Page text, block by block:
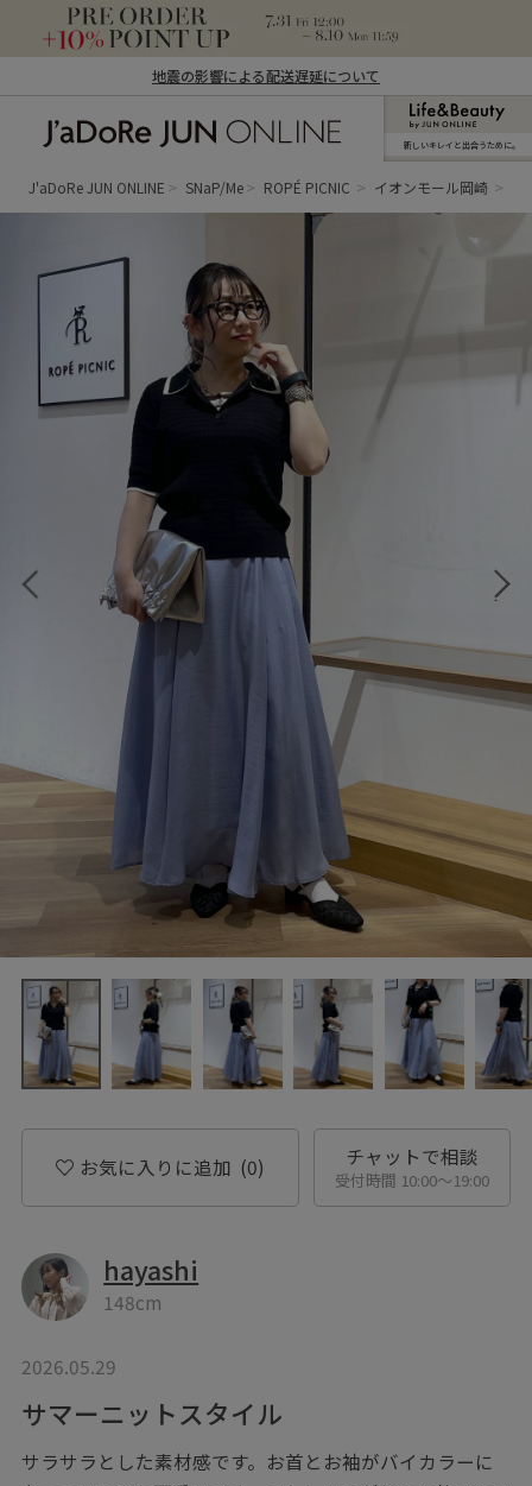
地震の影響による配送遅延について
ン オンライン）
新しいキレイと出合うために。
J'aDoRe JUN ONLINE SNaP/Me ROPÉ PICNIC イオンモール岡崎
お気に入りに追加 (0) チャットで相談
受付時間 10:00〜19:00
hayashi
148cm
2026.05.29
サマーニットスタイル
サラサラとした素材感です。お首とお袖がバイカラーに